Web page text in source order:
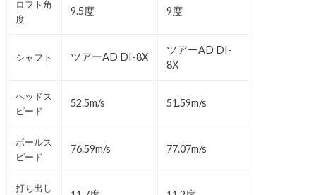
ロフト角
度
9.5度 9度
シャフト ツアーAD DI-8X
ツアーAD DI-
8X
ヘッドス
ピード
52.5m/s 51.59m/s
ボールス
ピード
76.59m/s 77.07m/s
打ち出し